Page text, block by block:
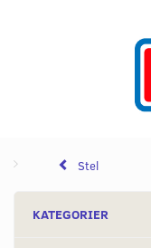
Stel
KATEGORIER